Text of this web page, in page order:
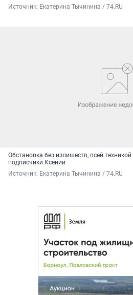
Источник: Екатерина Тычинина / 74.RU
Обстановка без излишеств, всей
подписчики Ксении
Источник: Екатерина Тычинина / 74.RU